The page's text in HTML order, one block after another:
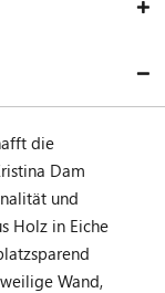
die
Dam
und
Holz in Eiche
Wand,